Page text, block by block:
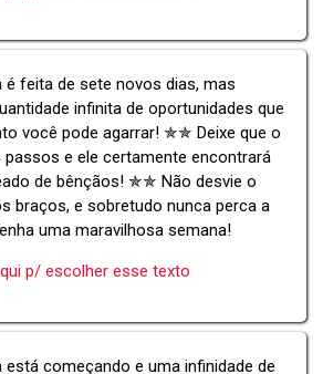
é feita de sete novos dias, mas
infinita de oportunidades que
você pode agarrar! ✯✯ Deixe que o
e ele certamente encontrará
de bênçãos! ✯✯ Não desvie o
braços, e sobretudo nunca perca a
uma maravilhosa semana!
p/ escolher esse texto
está começando e uma infinidade de